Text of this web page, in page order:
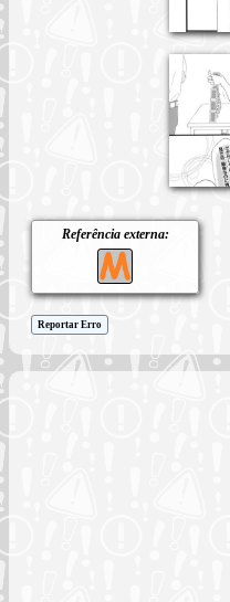
Referência externa:
Reportar Erro